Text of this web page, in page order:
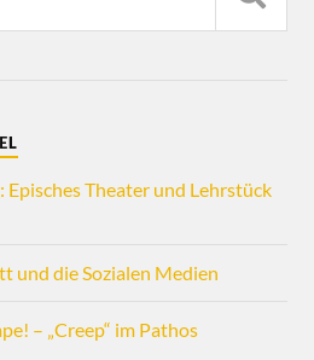
Theater und Lehrstück
und die Sozialen Medien
– „Creep“ im Pathos